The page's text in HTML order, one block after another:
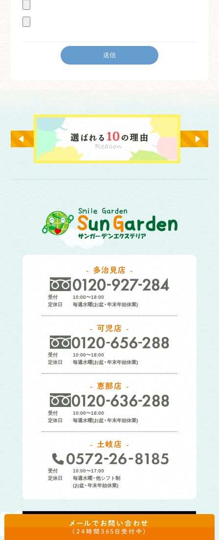
メールでお問い合わせ
（24時間365日受付中）
多治見店
受付
10:00〜18:00
定休日
毎週水曜(お盆・年末年始休業)
可児店
受付
10:00〜18:00
定休日
毎週水曜(お盆・年末年始休業)
恵那店
受付
10:00〜18:00
定休日
毎週水曜(お盆・年末年始休業)
土岐店
受付
10:00〜17:00
定休日
毎週水曜・他シフト制
(お盆・年末年始休業)